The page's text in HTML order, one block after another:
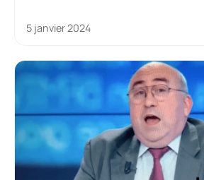
5 janvier 2024